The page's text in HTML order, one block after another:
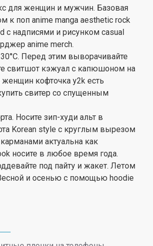
для женщин и мужчин. Базовая
к поп anime manga aesthetic rock
с надписями и рисунком casual
anime merch.
Перед этим выворачивайте
свитшот кэжуал с капюшоном на
кофточка y2k есть
свитер со спущенным
Носите зип-худи альт в
Korean style с круглым вырезом
актуальна как
носите в любое время года.
под пайту и жакет. Летом
и осенью с помощью hoodie